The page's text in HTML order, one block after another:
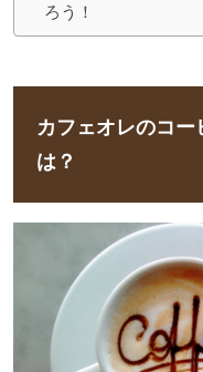
ろう！
カフェオレのコー
は？